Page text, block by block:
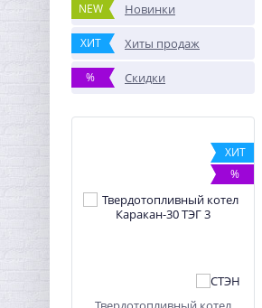
NEW Новинки
ХИТ Хиты продаж
% Скидки
ХИТ
%